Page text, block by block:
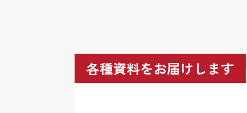
各種資料をお届けします